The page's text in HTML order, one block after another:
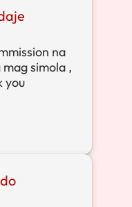
for
na
simola ,
you